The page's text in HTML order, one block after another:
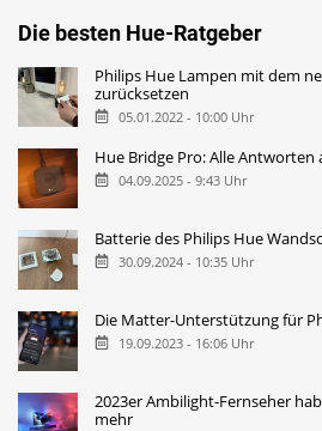
Die besten Hue-Ratgeber
Philips Hue Lampen mit dem
zurücksetzen
05.01.2022 - 10:00 Uhr
Hue Bridge Pro: Alle Antworten
04.09.2025 - 9:43 Uhr
Batterie des Philips Hue
30.09.2024 - 10:35 Uhr
Die Matter-Unterstützung für
19.09.2023 - 16:06 Uhr
2023er Ambilight-Fernseher
mehr